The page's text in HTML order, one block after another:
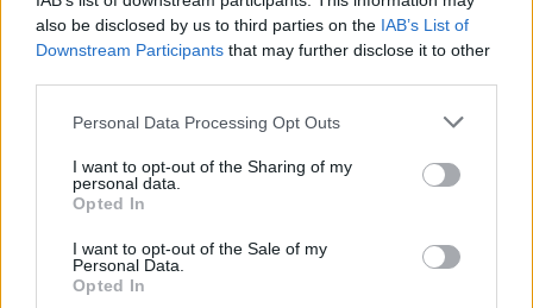
also be disclosed by us to third parties on the IAB’s List of
Downstream Participants that may further disclose it to other
Personal Data Processing Opt Outs
I want to opt-out of the Sharing of my
personal data.
Opted In
I want to opt-out of the Sale of my
Personal Data.
Opted In
iskola
ome
iskolai erőszak
konfliktus
iskolaőr